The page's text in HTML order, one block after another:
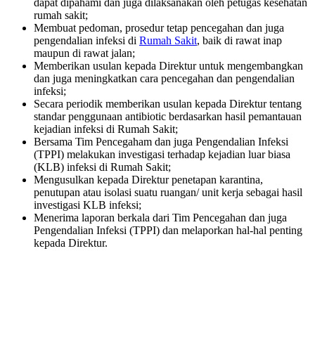
rumah sakit;
Membuat pedoman, prosedur tetap pencegahan dan juga
pengendalian infeksi di Rumah Sakit, baik di rawat inap
maupun di rawat jalan;
Memberikan usulan kepada Direktur untuk mengembangkan
dan juga meningkatkan cara pencegahan dan pengendalian
infeksi;
Secara periodik memberikan usulan kepada Direktur tentang
standar penggunaan antibiotic berdasarkan hasil pemantauan
kejadian infeksi di Rumah Sakit;
Bersama Tim Pencegaham dan juga Pengendalian Infeksi
(TPPI) melakukan investigasi terhadap kejadian luar biasa
(KLB) infeksi di Rumah Sakit;
Mengusulkan kepada Direktur penetapan karantina,
penutupan atau isolasi suatu ruangan/ unit kerja sebagai hasil
investigasi KLB infeksi;
Menerima laporan berkala dari Tim Pencegahan dan juga
Pengendalian Infeksi (TPPI) dan melaporkan hal-hal penting
kepada Direktur.